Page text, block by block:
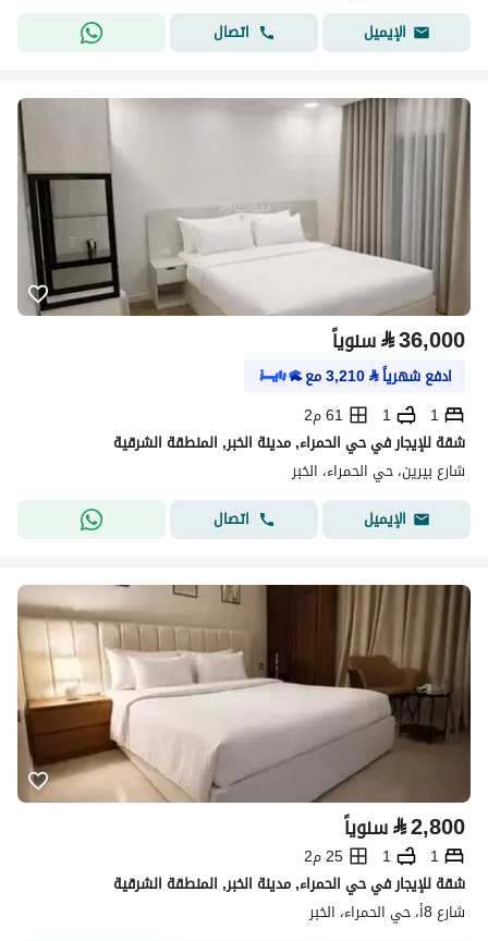
الإيميل
اتصال
⃁36,000 سنوياً
ادفع شهرياً⃁
3,210مع
1
1
61 م2
شقة للإيجار في حي الحمراء, مدينة الخبر, المنطقة الشرقية
شارع بيرين، حي الحمراء، الخبر
الإيميل
اتصال
⃁2,800 سنوياً
1
1
25 م2
شقة للإيجار في حي الحمراء, مدينة الخبر, المنطقة الشرقية
شارع 8أ، حي الحمراء، الخبر